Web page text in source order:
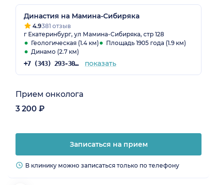
Династия на Мамина-Сибиряка
4.9381 отзыв
г Екатеринбург, ул Мамина-Сибиряка, стр 128
Геологическая (1.4 км)
Площадь 1905 года (1.9 км)
Динамо (2.7 км)
+7 (343) 293-30-81 показать
Прием онколога
3 200 ₽
Записаться на прием
В клинику можно записаться только по телефону